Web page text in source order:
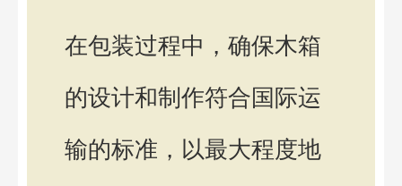
在包装过程中，确保木箱
的设计和制作符合国际运
输的标准，以最大程度地